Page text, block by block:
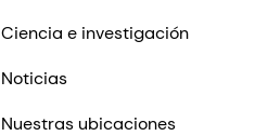
Ciencia e investigación
Noticias
Nuestras ubicaciones